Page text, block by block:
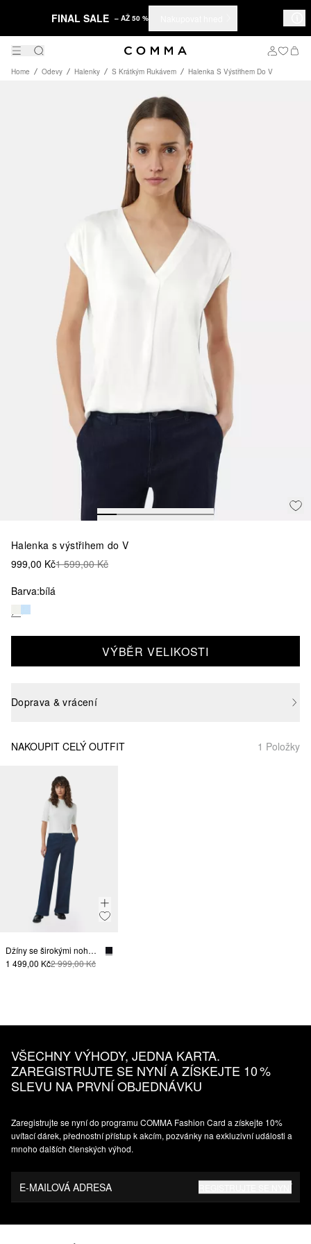
FINAL SALE – AŽ 50 %
Home Odevy Halenky S Krátkým Rukávem Halenka S Výstřihem Do V
Halenka s výstřihem do V
999,00 Kč1 599,00 Kč
Barva:bílá
VÝBĚR VELIKOSTI
Doprava & vrácení
NAKOUPIT CELÝ OUTFIT 1 Položky
Džíny se širokými nohavicemi
1 499,00 Kč2 999,00 Kč
VŠECHNY VÝHODY, JEDNA KARTA.
ZAREGISTRUJTE SE NYNÍ A ZÍSKEJTE 10 %
SLEVU NA PRVNÍ OBJEDNÁVKU
Zaregistrujte se nyní do programu COMMA Fashion Card a získejte 10%
uvítací dárek, přednostní přístup k akcím, pozvánky na exkluzivní události a
mnoho dalších členských výhod.
E-MAILOVÁ ADRESA